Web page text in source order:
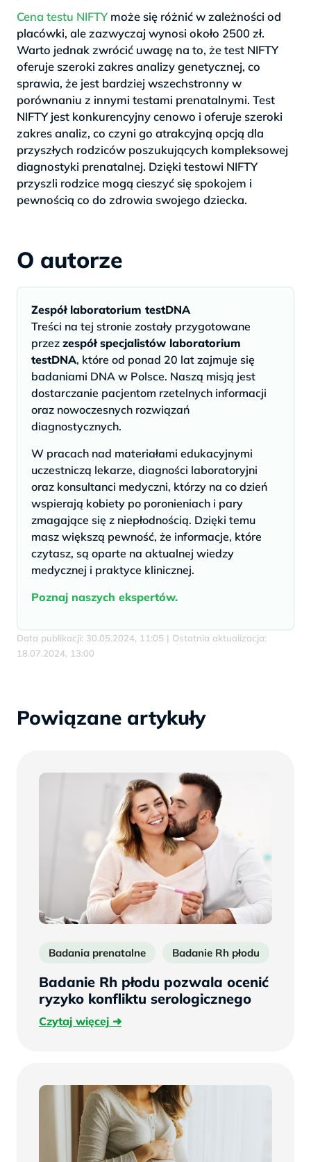
Cena testu NIFTYmoże się różnić w zależności od
placówki, ale zazwyczaj wynosi około 2500 zł.
Warto jednak zwrócić uwagę na to, że test NIFTY
oferuje szeroki zakres analizy genetycznej, co
sprawia, że jest bardziej wszechstronny w
porównaniu z innymi testami prenatalnymi. Test
NIFTY jest konkurencyjny cenowo i oferuje szeroki
zakres analiz, co czyni go atrakcyjną opcją dla
przyszłych rodziców poszukujących kompleksowej
diagnostyki prenatalnej. Dzięki testowi NIFTY
przyszli rodzice mogą cieszyć się spokojem i
pewnością co do zdrowia swojego dziecka.
O autorze
Zespół laboratorium testDNA
Treści na tej stronie zostały przygotowane
przez zespół specjalistów laboratorium
testDNA, które od ponad 20 lat zajmuje się
badaniami DNA w Polsce. Naszą misją jest
dostarczanie pacjentom rzetelnych informacji
oraz nowoczesnych rozwiązań
diagnostycznych.
W pracach nad materiałami edukacyjnymi
uczestniczą lekarze, diagności laboratoryjni
oraz konsultanci medyczni, którzy na co dzień
wspierają kobiety po poronieniach i pary
zmagające się z niepłodnością. Dzięki temu
masz większą pewność, że informacje, które
czytasz, są oparte na aktualnej wiedzy
medycznej i praktyce klinicznej.
Poznaj naszych ekspertów.
Data publikacji: 30.05.2024, 11:05 | Ostatnia aktualizacja:
18.07.2024, 13:00
Powiązane artykuły
Badania prenatalne Badanie Rh płodu
Badanie Rh płodu pozwala ocenić
ryzyko konfliktu serologicznego
Czytaj więcejCzytaj